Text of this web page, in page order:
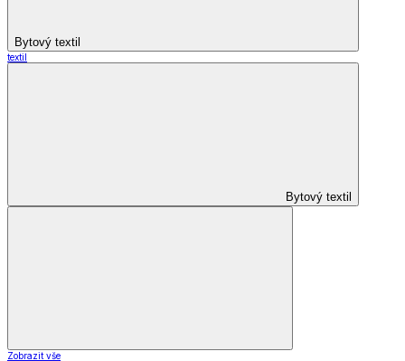
Bytový textil
textil
Bytový textil
Zobrazit vše